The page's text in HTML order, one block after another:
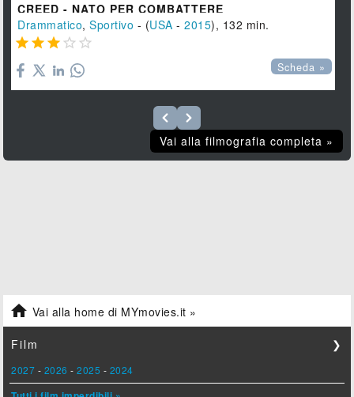
CREED - NATO PER COMBATTERE
Drammatico,Sportivo - (USA -2015), 132 min.
    
Scheda »
Vai alla filmografia completa »
 Vai alla home di MYmovies.it »
Film ❯
2027 - 2026 -2025 - 2024